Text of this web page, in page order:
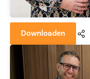
Downloaden